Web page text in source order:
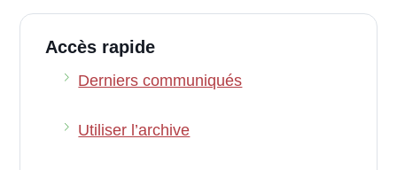
Accès rapide
Derniers communiqués
Utiliser l’archive